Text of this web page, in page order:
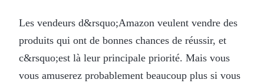
Les vendeurs d&rsquo;Amazon veulent vendre des
produits qui ont de bonnes chances de réussir, et
c&rsquo;est là leur principale priorité. Mais vous
vous amuserez probablement beaucoup plus si vous